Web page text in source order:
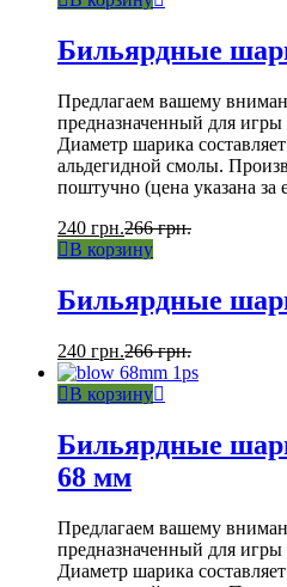
Бильярдные
Предлагаем вашему
предназначенный для
Диаметр шарика
альдегидной смолы.
поштучно (цена указана за
240 грн.266грн.
В корзину
Бильярдные
240 грн.266грн.
В корзину
Бильярдные
68 мм
Предлагаем вашему
предназначенный для
Диаметр шарика